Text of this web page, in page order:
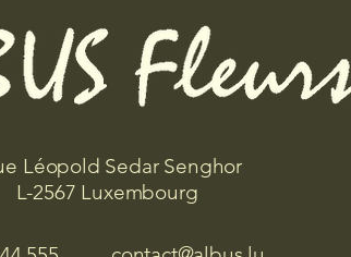
Léopold Sedar Senghor
L-2567 Luxembourg